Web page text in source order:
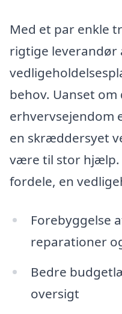
Med et par enkle
rigtige leverandør
behov. Uanset
erhvervsejendom
en skræddersyet
være til stor hjælp.
fordele, en
Forebyggelse
reparationer
Bedre
oversigt